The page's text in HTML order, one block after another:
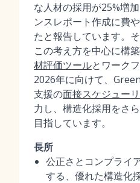
な人材の採用が25%増
ンスレポート作成に費
たと報告しています。
この考え方を中心に構
材評価ツールとワーク
2026年に向けて、
支援の面接スケジュー
力し、構造化採用をさ
目指しています。
長所
公正さとコンプライ
する、優れた構造化